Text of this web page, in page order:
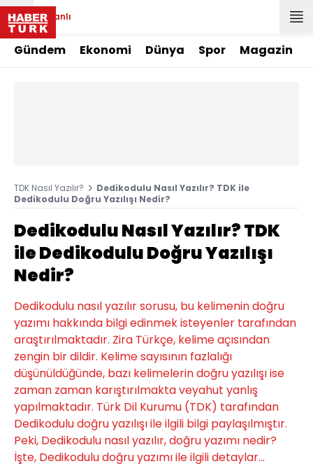
Canlı
Gündem Ekonomi Dünya Spor Magazin
TDK Nasıl Yazılır?
Dedikodulu Nasıl Yazılır? TDK ile
Dedikodulu Doğru Yazılışı Nedir?
Dedikodulu Nasıl Yazılır? TDK
ile Dedikodulu Doğru Yazılışı
Nedir?
Dedikodulu nasıl yazılır sorusu, bu kelimenin doğru
yazımı hakkında bilgi edinmek isteyenler tarafından
araştırılmaktadır. Zira Türkçe, kelime açısından
zengin bir dildir. Kelime sayısının fazlalığı
düşünüldüğünde, bazı kelimelerin doğru yazılışı ise
zaman zaman karıştırılmakta veyahut yanlış
yapılmaktadır. Türk Dil Kurumu (TDK) tarafından
Dedikodulu doğru yazılışı ile ilgili bilgi paylaşılmıştır.
Peki, Dedikodulu nasıl yazılır, doğru yazımı nedir?
İşte, Dedikodulu doğru yazımı ile ilgili detaylar...